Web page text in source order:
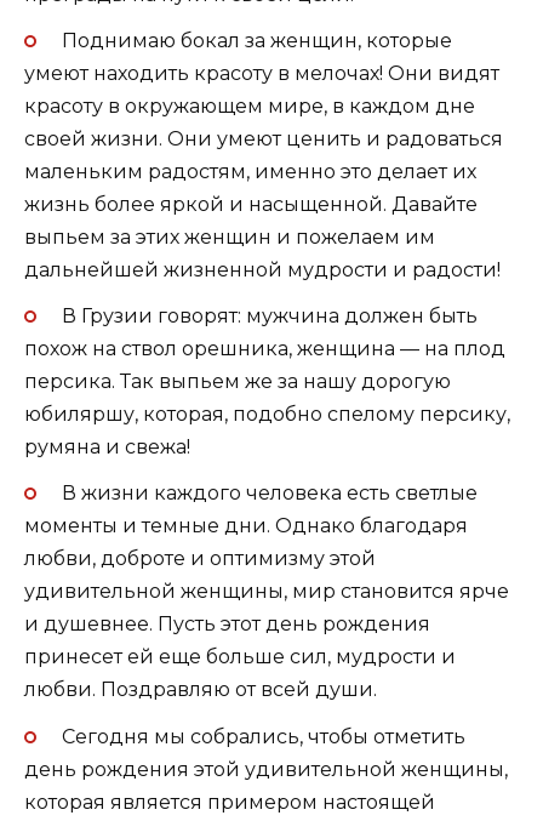
Поднимаю бокал за женщин, которые
умеют находить красоту в мелочах! Они видят
красоту в окружающем мире, в каждом дне
своей жизни. Они умеют ценить и радоваться
маленьким радостям, именно это делает их
жизнь более яркой и насыщенной. Давайте
выпьем за этих женщин и пожелаем им
дальнейшей жизненной мудрости и радости!
В Грузии говорят: мужчина должен быть
похож на ствол орешника, женщина — на плод
персика. Так выпьем же за нашу дорогую
юбиляршу, которая, подобно спелому персику,
румяна и свежа!
В жизни каждого человека есть светлые
моменты и темные дни. Однако благодаря
любви, доброте и оптимизму этой
удивительной женщины, мир становится ярче
и душевнее. Пусть этот день рождения
принесет ей еще больше сил, мудрости и
любви. Поздравляю от всей души.
Сегодня мы собрались, чтобы отметить
день рождения этой удивительной женщины,
которая является примером настоящей